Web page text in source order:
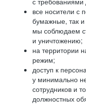
все носители с
бумажные, так и
мы соблюдаем
и уничтожению;
на территории
режим;
доступ к
у минимально
сотрудников и
должностных